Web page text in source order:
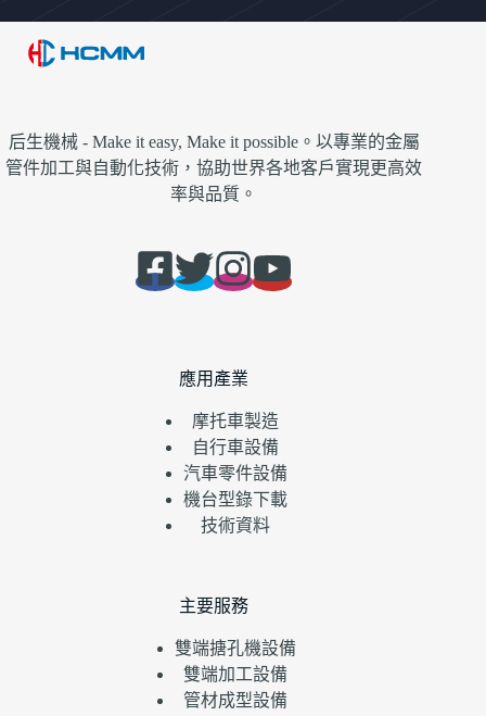
后生機械 - Make it easy, Make it possible。以專業的金屬
管件加工與自動化技術，協助世界各地客戶實現更高效
率與品質。
應用產業
摩托車製造
自行車設備
汽車零件設備
機台型錄下載
技術資料
主要服務
雙端搪孔機設備
雙端加工設備
管材成型設備